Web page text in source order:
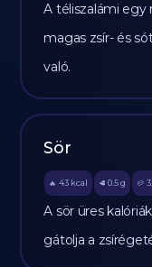
A téliszalámi egy
magas zsír- és
való.
Sör
🔥 43 kcal 🥩 0.5 g 🥔
A sör üres
gátolja a